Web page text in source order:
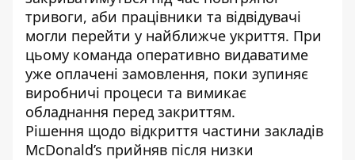
тривоги, аби працівники та відвідувачі
могли перейти у найближче укриття. При
цьому команда оперативно видаватиме
уже оплачені замовлення, поки зупиняє
виробничі процеси та вимикає
обладнання перед закриттям.
Рішення щодо відкриття частини закладів
McDonald’s прийняв після низки